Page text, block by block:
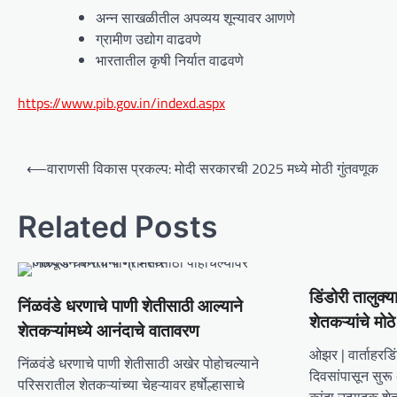
अन्न साखळीतील अपव्यय शून्यावर आणणे
ग्रामीण उद्योग वाढवणे
भारतातील कृषी निर्यात वाढवणे
https://www.pib.gov.in/indexd.aspx
s
t
n
a
v
i
g
⟵वाराणसी विकास प्रकल्प: मोदी सरकारची 2025 मध्ये मोठी गुंतवणूक
Related Posts
निंळवंडे धरणाचे पाणी शेतीसाठी आल्याने
शेतकऱ्यांमध्ये आनंदाचे वातावरण
निंळवंडे धरणाचे पाणी शेतीसाठी अखेर पोहोचल्याने
परिसरातील शेतकऱ्यांच्या चेहऱ्यावर हर्षोल्हासाचे
डिंडोरी
शेतकऱ्यांचे
ओझर |
दिवसांपासून